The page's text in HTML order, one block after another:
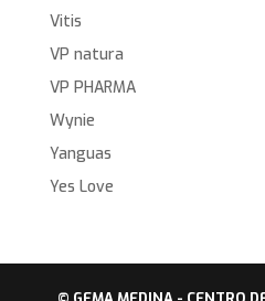
Vitis
VP natura
VP PHARMA
Wynie
Yanguas
Yes Love